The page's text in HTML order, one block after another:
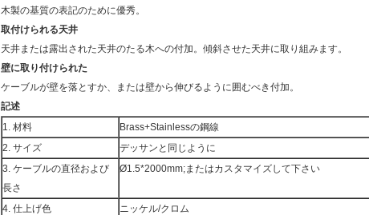
木製の基質の表記のために優秀。
取付けられる天井
天井または露出された天井のたる木への付加。傾斜させた天井に取り組みます。
壁に取り付けられた
ケーブルが壁を落とすか、または壁から伸びるように囲むべき付加。
記述
1. 材料
Brass+Stainlessの鋼線
2. サイズ
デッサンと同じように
3. ケーブルの直径および
長さ
Ø1.5*2000mm;またはカスタマイズして下さい
4. 仕上げ色
ニッケル/クロム